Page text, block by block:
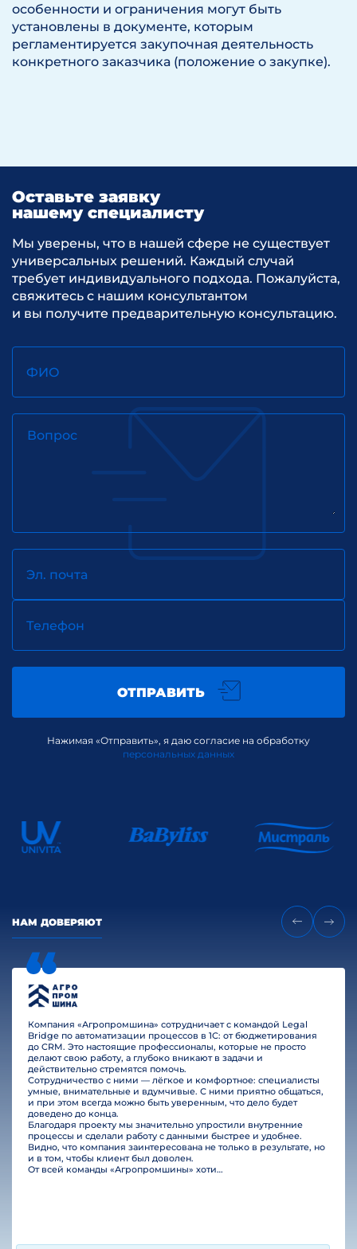
особенности и ограничения могут быть
установлены в документе, которым
регламентируется закупочная деятельность
конкретного заказчика (положение о закупке).
Оставьте заявку
нашему специалисту
Мы уверены, что в нашей сфере не существует
универсальных решений. Каждый случай
требует индивидуального подхода. Пожалуйста,
свяжитесь с нашим консультантом
и вы получите предварительную консультацию.
ФИО
Вопрос
Эл. почта
Телефон
ОТПРАВИТЬ
Нажимая «Отправить», я даю согласие на обработку
персональных данных
НАМ ДОВЕРЯЮТ
Компания «Агропромшина» сотрудничает с командой Legal
Bridge по автоматизации процессов в 1С: от бюджетирования
до CRM. Это настоящие профессионалы, которые не просто
делают свою работу, а глубоко вникают в задачи и
действительно стремятся помочь.
Сотрудничество с ними — лёгкое и комфортное: специалисты
умные, внимательные и вдумчивые. С ними приятно общаться,
и при этом всегда можно быть уверенным, что дело будет
доведено до конца.
Благодаря проекту мы значительно упростили внутренние
процессы и сделали работу с данными быстрее и удобнее.
Видно, что компания заинтересована не только в результате, но
и в том, чтобы клиент был доволен.
От всей команды «Агропромшины» хотим поблагодарить специалистов Legal Bridge за отличную работу и человеческое отношение.…